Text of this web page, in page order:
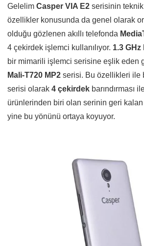
Gelelim Casper VIA E2 serisinin
özellikler konusunda da genel olarak
olduğu gözlenen akıllı telefonda
4 çekirdek işlemci kullanılıyor. 1.3 GHz
bir mimarili işlemci serisine eşlik eden
Mali-T720 MP2 serisi. Bu özellikleri ile
serisi olarak 4 çekirdek barındırması
ürünlerinden biri olan serinin geri
yine bu yönünü ortaya koyuyor.